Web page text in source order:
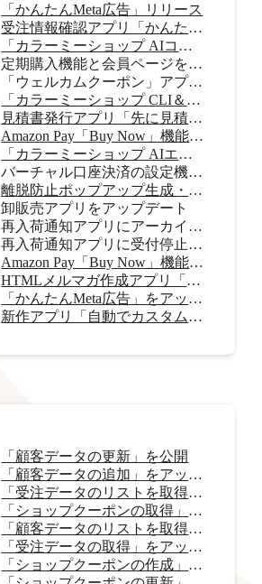
「かんたんMeta広告」リリース
受注情報確認アプリ「かんたん顧客対応」リリース
「カラーミーショップ AIコネクター」リリース
定期購入機能と会員ページをアップデート
「ウェルカムクーポン」アプリをアップデート
「カラーミーショップ CLI＆Skills」をリリース
見積書発行アプリ「先に見積くだサイ for カラーミーショップ」リリース
Amazon Pay「Buy Now」機能をアップデート
「カラーミーショップ AIエージェント」をリリース
バーチャル口座決済の設定機能をアップデート
離脱防止ポップアップ生成・表示アプリ「OneCatch」リリース
卸販売アプリをアップデート
再入荷通知アプリにアーカイブ機能を追加
再入荷通知アプリに受付停止表示機能を追加
Amazon Pay「Buy Now」機能をアップデート
HTMLメルマガ作成アプリ「AI HTMLメールマガジン」リリース
「かんたんMeta広告」をアップデート
新作アプリ「自動でカスタムラベル君」リリース
「顧客データの更新」を公開
「顧客データの追加」をアップデート
「受注データのリストを取得」をアップデート
「ショップクーポンの取得」をアップデート
「顧客データのリストを取得」をアップデート
「受注データの取得」をアップデート
「ショップクーポンの作成」を公開